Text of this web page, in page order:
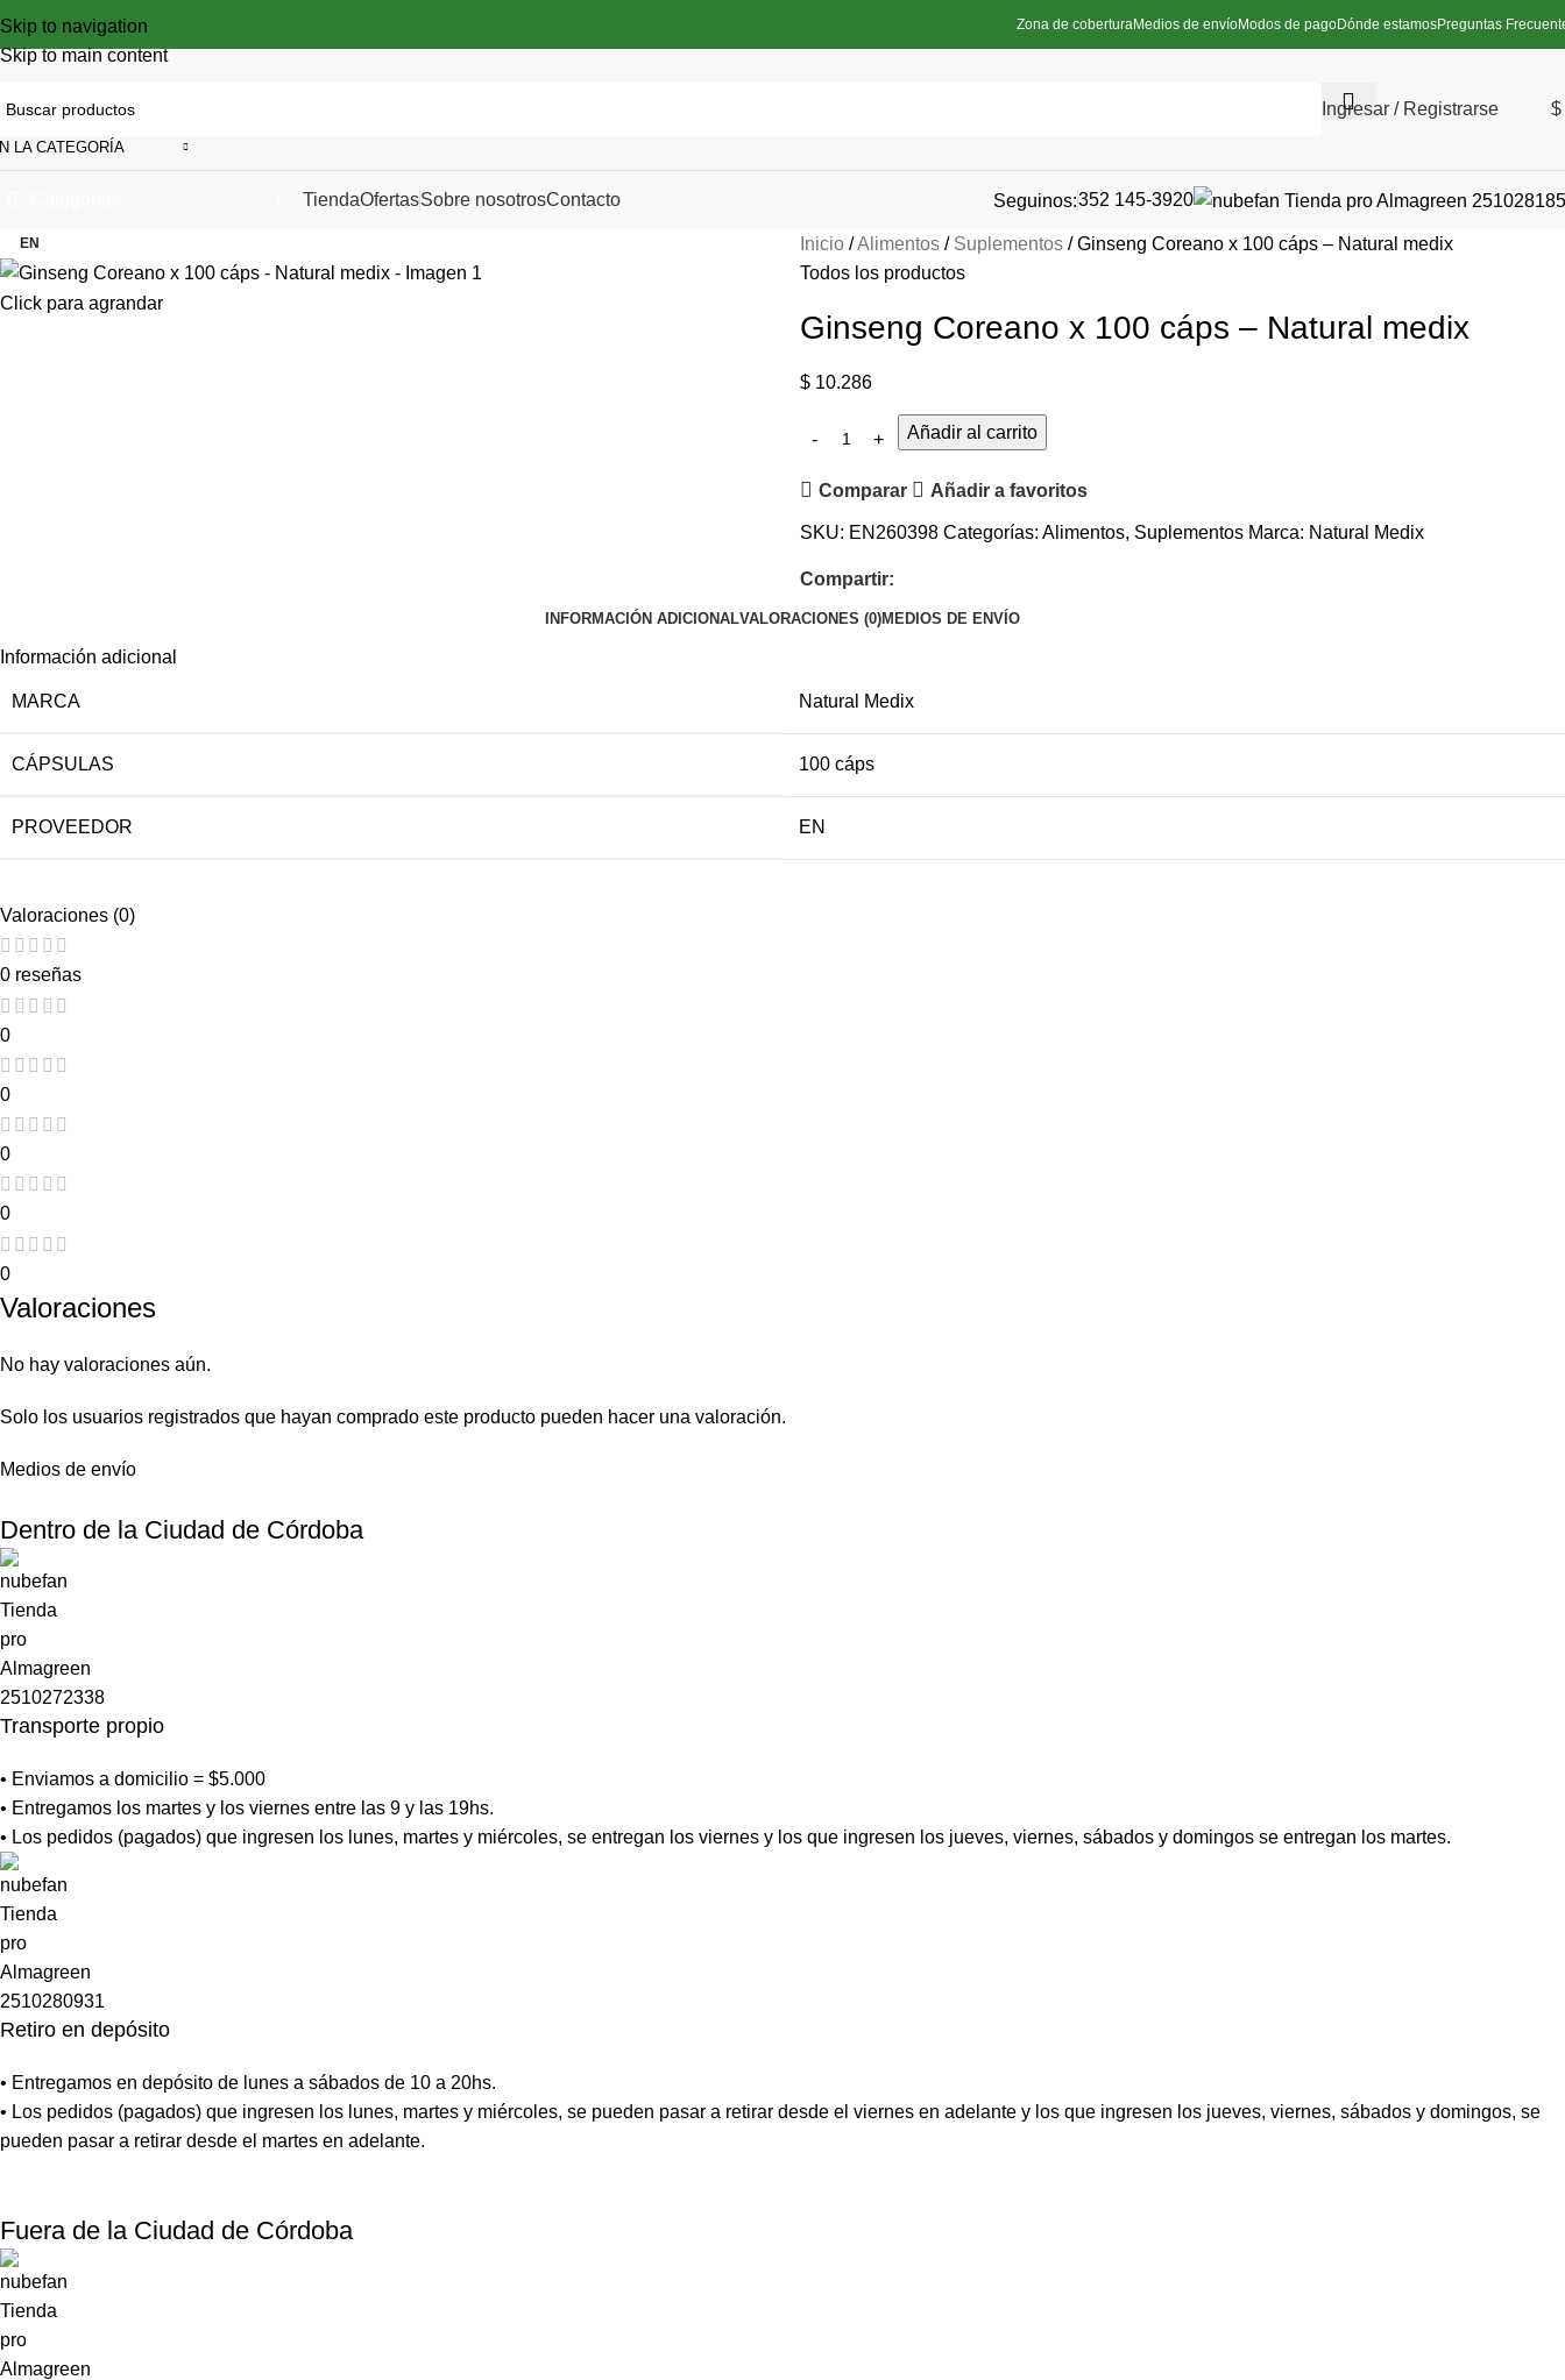
Skip to navigation
Skip to main content
Zona de coberturaMedios de envíoModos de pagoDónde estamosPreguntas
LA CATEGORÍA
Ingresar / Registrarse $
TiendaOfertasSobre nosotrosContacto Seguinos:352 145-3920
EN
Click para agrandar
Inicio Alimentos Suplementos
Ginseng Coreano x 100 cáps – Natural medix
Todos los productos
Ginseng Coreano x 100 cáps – Natural medix
$ 10.286
Añadir al carrito
Comparar Añadir a favoritos
SKU: EN260398 Categorías: Alimentos, Suplementos Marca: Natural Medix
Compartir:
INFORMACIÓN ADICIONALVALORACIONES (0)MEDIOS DE ENVÍO
Información adicional
MARCA Natural Medix
CÁPSULAS 100 cáps
PROVEEDOR EN
Valoraciones (0)
0 reseñas
0
0
0
0
0
Valoraciones
No hay valoraciones aún.
Solo los usuarios registrados que hayan comprado este producto pueden hacer una valoración.
Medios de envío
Dentro de la Ciudad de Córdoba
Transporte propio
• Enviamos a domicilio = $5.000
• Entregamos los martes y los viernes entre las 9 y las 19hs.
• Los pedidos (pagados) que ingresen los lunes, martes y miércoles, se entregan los viernes y los que ingresen los jueves, viernes, sábados y domingos se entregan los martes.
Retiro en depósito
• Entregamos en depósito de lunes a sábados de 10 a 20hs.
• Los pedidos (pagados) que ingresen los lunes, martes y miércoles, se pueden pasar a retirar desde el viernes en adelante y los que ingresen los jueves, viernes, sábados y domingos, se
pueden pasar a retirar desde el martes en adelante.
Fuera de la Ciudad de Córdoba